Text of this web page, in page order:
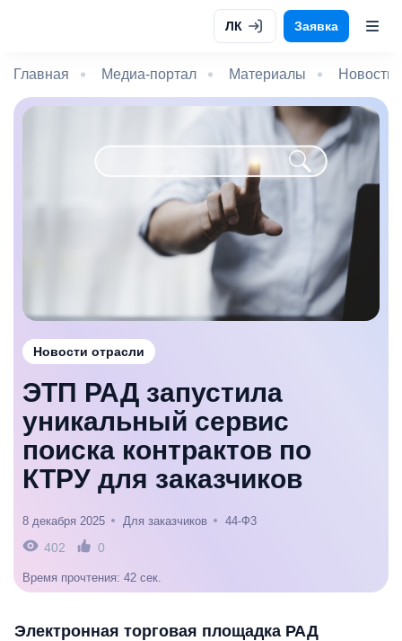
ЛК Заявка
Главная Медиа-портал Материалы Новости
Новости отрасли
ЭТП РАД запустила
уникальный сервис
поиска контрактов по
КТРУ для заказчиков
8 декабря 2025 Для заказчиков 44-Ф3
402 0
Время прочтения: 42 сек.
Электронная торговая площадка РАД